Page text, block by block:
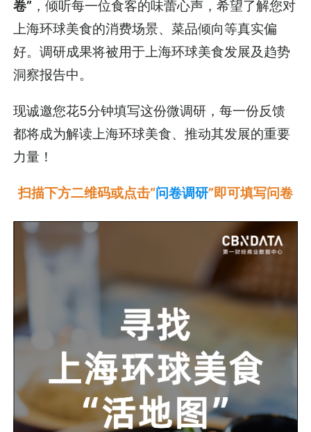
卷” ，倾听每一位食客的味蕾心声，希望了解您对
上海环球美食的消费场景、菜品倾向等真实偏
好。调研成果将被用于上海环球美食发展及趋势
洞察报告中。
现诚邀您花5分钟填写这份微调研，每一份反馈
都将成为解读上海环球美食、推动其发展的重要
力量！
扫描下方二维码或点击“问卷调研”即可填写问卷